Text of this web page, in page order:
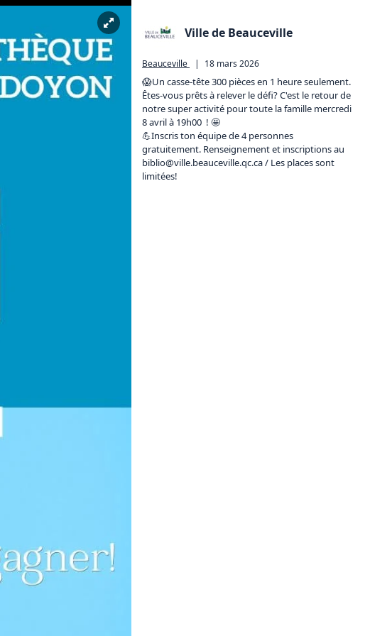
Ville de Beauceville
Beauceville | 18 mars 2026
😱Un casse-tête 300 pièces en 1 heure seulement.
Êtes-vous prêts à relever le défi? C'est le retour de
notre super activité pour toute la famille mercredi
8 avril à 19h00  ! 🤩
💪Inscris ton équipe de 4 personnes
gratuitement. Renseignement et inscriptions au
biblio@ville.beauceville.qc.ca / Les places sont
limitées!